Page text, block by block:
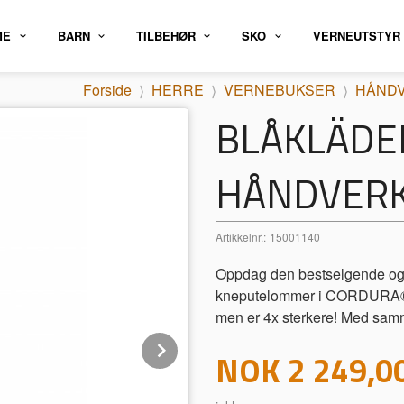
BARN TILBEHØR SKO VERNEUTSTYR
Forside HERRE VERNEBUKSER
Artikkelnr.: 15001140
Oppdag den bestselgende
kneputelommer i
men er 4x sterkere! Med
Pris
NOK 2